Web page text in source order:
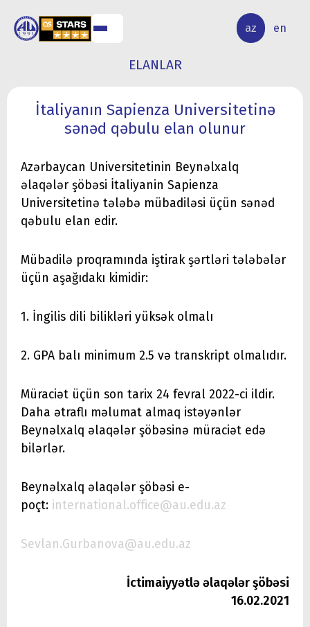
az en
ELMİ
TƏDQİQAT
ELANLAR
İtaliyanın Sapienza Universitetinə
sənəd qəbulu elan olunur
Azərbaycan Universitetinin Beynəlxalq
əlaqələr şöbəsi İtaliyanin Sapienza
Universitetinə tələbə mübadiləsi üçün sənəd
qəbulu elan edir.
Mübadilə proqramında iştirak şərtləri tələbələr
üçün aşağıdakı kimidir:
1. İngilis dili bilikləri yüksək olmalı
2. GPA balı minimum 2.5 və transkript olmalıdır.
Müraciət üçün son tarix 24 fevral 2022-ci ildir.
Daha ətraflı məlumat almaq istəyənlər
Beynəlxalq əlaqələr şöbəsinə müraciət edə
bilərlər.
Beynəlxalq əlaqələr şöbəsi e-
poçt: international.office@au.edu.az
Sevlan.Gurbanova@au.edu.az
İctimaiyyətlə əlaqələr şöbəsi
16.02.2021